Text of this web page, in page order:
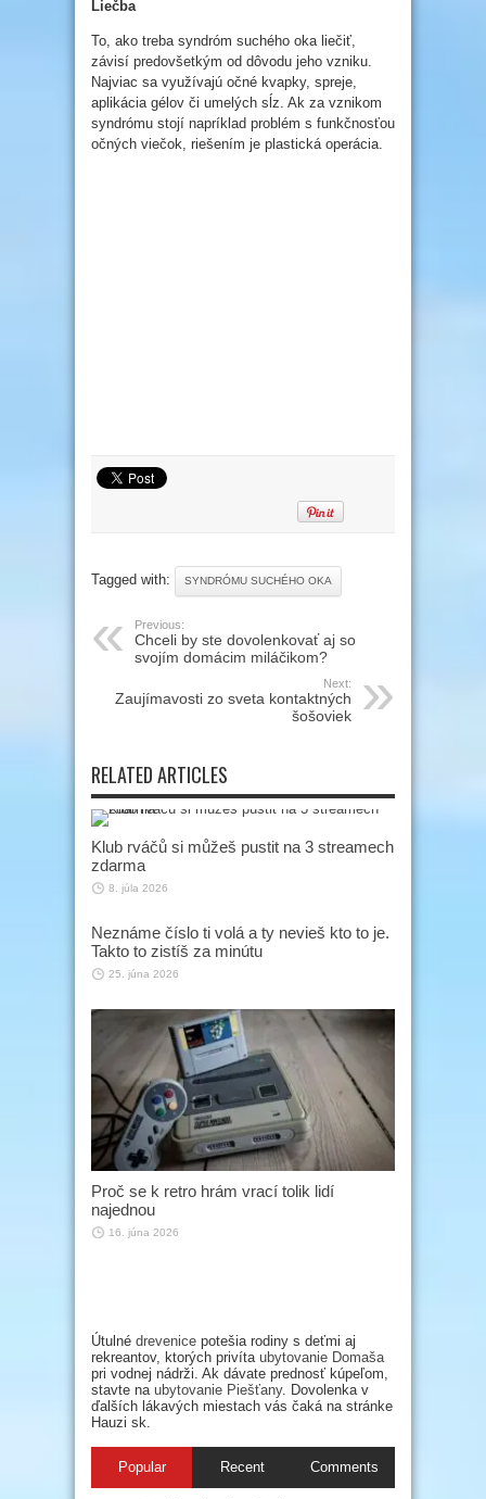
Liečba
To, ako treba syndróm suchého oka liečiť,
závisí predovšetkým od dôvodu jeho vzniku.
Najviac sa využívajú očné kvapky, spreje,
aplikácia gélov či umelých sĺz. Ak za vznikom
syndrómu stojí napríklad problém s funkčnosťou
očných viečok, riešením je plastická operácia.
Tagged with: SYNDRÓMU SUCHÉHO OKA
Previous:
Chceli by ste dovolenkovať aj so
svojím domácim miláčikom?
Next:
Zaujímavosti zo sveta kontaktných
šošoviek
RELATED ARTICLES
Klub rváčů si můžeš pustit na 3 streamech
zdarma
8. júla 2026
Neznáme číslo ti volá a ty nevieš kto to je.
Takto to zistíš za minútu
25. júna 2026
Proč se k retro hrám vrací tolik lidí
najednou
16. júna 2026
Útulné drevenice potešia rodiny s deťmi aj
rekreantov, ktorých privíta ubytovanie Domaša
pri vodnej nádrži. Ak dávate prednosť kúpeľom,
stavte na ubytovanie Piešťany. Dovolenka v
ďalších lákavých miestach vás čaká na stránke
Hauzi sk.
Popular Recent Comments